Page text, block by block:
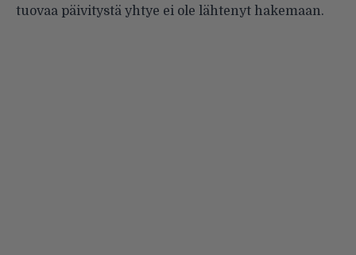
tuovaa päivitystä yhtye ei ole lähtenyt hakemaan.